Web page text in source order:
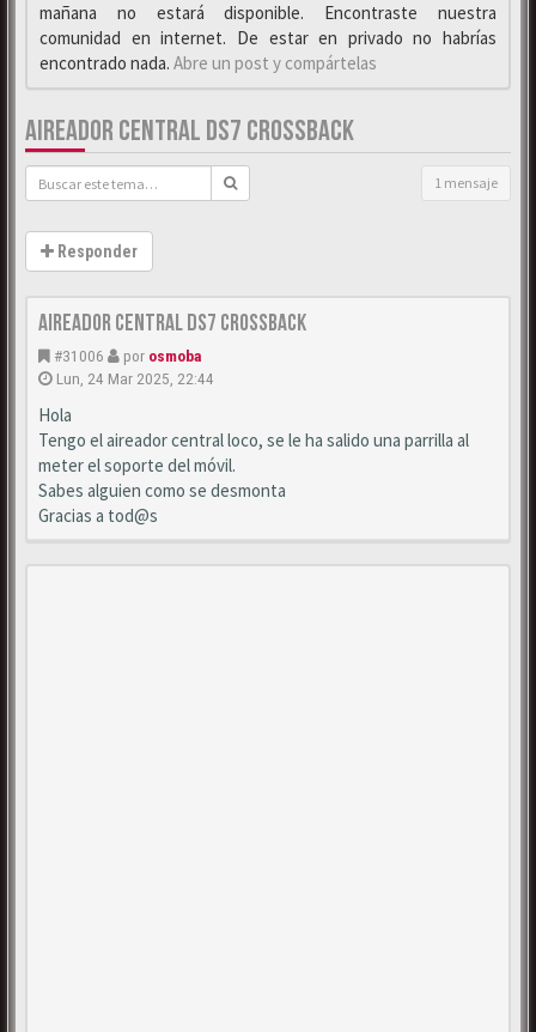
mañana no estará disponible. Encontraste nuestra
comunidad en internet. De estar en privado no habrías
encontrado nada. Abre un post y compártelas
AIREADOR CENTRAL DS7 CROSSBACK
1 mensaje
Responder
Aireador central DS7 crossback
#31006 por osmoba
Lun, 24 Mar 2025, 22:44
Hola
Tengo el aireador central loco, se le ha salido una parrilla al
meter el soporte del móvil.
Sabes alguien como se desmonta
Gracias a tod@s